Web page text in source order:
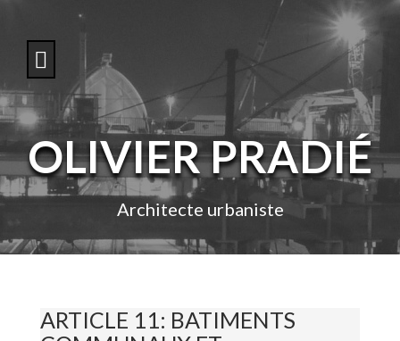
o
c
n
e
OLIVIER PRADIÉ
Architecte urbaniste
ARTICLE 11: BATIMENTS